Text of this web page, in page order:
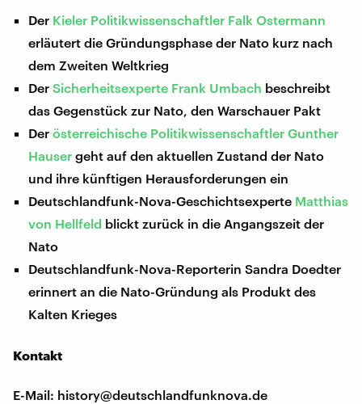
Der Kieler Politikwissenschaftler Falk Ostermann
erläutert die Gründungsphase der Nato kurz nach
dem Zweiten Weltkrieg
DerSicherheitsexperte Frank Umbach beschreibt
das Gegenstück zur Nato, den Warschauer Pakt
Derösterreichische Politikwissenschaftler Gunther
Hauser geht auf den aktuellen Zustand der Nato
und ihre künftigen Herausforderungen ein
Deutschlandfunk-Nova-Geschichtsexperte Matthias
von Hellfeld blickt zurück in die Angangszeit der
Nato
Deutschlandfunk-Nova-Reporterin Sandra Doedter
erinnert an die Nato-Gründung als Produkt des
Kalten Krieges
Kontakt
E-Mail: history@deutschlandfunknova.de